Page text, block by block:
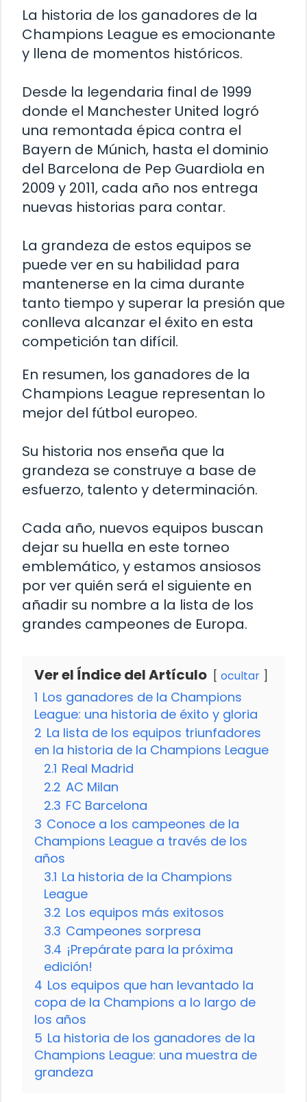
La historia de los ganadores de la
Champions League es emocionante
y llena de momentos históricos.
Desde la legendaria final de 1999
donde el Manchester United logró
una remontada épica contra el
Bayern de Múnich, hasta el dominio
del Barcelona de Pep Guardiola en
2009 y 2011, cada año nos entrega
nuevas historias para contar.
La grandeza de estos equipos se
puede ver en su habilidad para
mantenerse en la cima durante
tanto tiempo y superar la presión que
conlleva alcanzar el éxito en esta
competición tan difícil.
En resumen, los ganadores de la
Champions League representan lo
mejor del fútbol europeo.
Su historia nos enseña que la
grandeza se construye a base de
esfuerzo, talento y determinación.
Cada año, nuevos equipos buscan
dejar su huella en este torneo
emblemático, y estamos ansiosos
por ver quién será el siguiente en
añadir su nombre a la lista de los
grandes campeones de Europa.
Ver el Índice del Artículo ocultar
1 Los ganadores de la Champions
League: una historia de éxito y gloria
2 La lista de los equipos triunfadores
en la historia de la Champions League
2.1 Real Madrid
2.2 AC Milan
2.3 FC Barcelona
3 Conoce a los campeones de la
Champions League a través de los
años
3.1 La historia de la Champions
League
3.2 Los equipos más exitosos
3.3 Campeones sorpresa
3.4 ¡Prepárate para la próxima
edición!
4 Los equipos que han levantado la
copa de la Champions a lo largo de
los años
5 La historia de los ganadores de la
Champions League: una muestra de
grandeza